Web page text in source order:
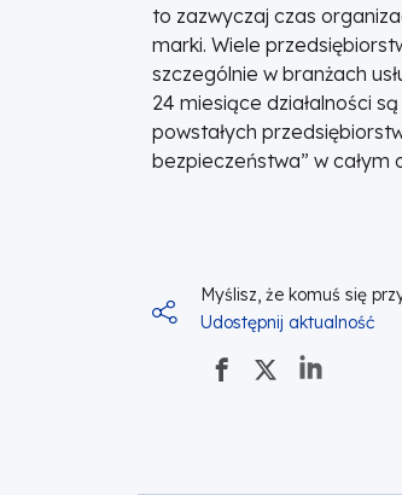
to zazwyczaj czas
marki. Wiele
szczególnie w branżach
24 miesiące działalności
powstałych
bezpieczeństwa” w całym
Myślisz, że komuś się
Udostępnij aktualność